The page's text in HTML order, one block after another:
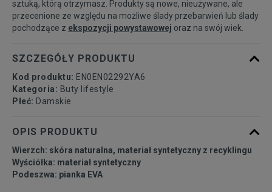
38 24 cm Powiadom o dostępności
40 25,5 cm
sztuką, którą otrzymasz. Produkty są nowe, nieużywane, ale
przecenione ze względu na możliwe ślady przebarwień lub ślady
pochodzące z ekspozycji powystawowej oraz na swój wiek.
SZCZEGÓŁY PRODUKTU
Kod produktu: EN0EN02292YA6
Kategoria: Buty lifestyle
Płeć: Damskie
OPIS PRODUKTU
Wierzch: skóra naturalna, materiał syntetyczny z recyklingu
Wyściółka: materiał syntetyczny
Podeszwa: pianka EVA